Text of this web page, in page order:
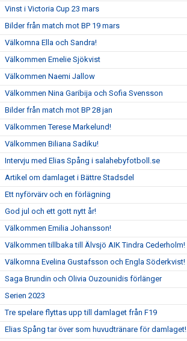
Vinst i Victoria Cup 23 mars
Bilder från match mot BP 19 mars
Välkomna Ella och Sandra!
Välkommen Emelie Sjökvist
Välkommen Naemi Jallow
Välkommen Nina Garibija och Sofia Svensson
Bilder från match mot BP 28 jan
Välkommen Terese Markelund!
Välkommen Biliana Sadiku!
Intervju med Elias Spång i salahebyfotboll.se
Artikel om damlaget i Bättre Stadsdel
Ett nyförvärv och en förlägning
God jul och ett gott nytt år!
Välkommen Emilia Johansson!
Välkommen tillbaka till Älvsjö AIK Tindra Cederholm!
Välkomna Evelina Gustafsson och Engla Söderkvist!
Saga Brundin och Olivia Ouzounidis förlänger
Serien 2023
Tre spelare flyttas upp till damlaget från F19
Elias Spång tar över som huvudtränare för damlaget!